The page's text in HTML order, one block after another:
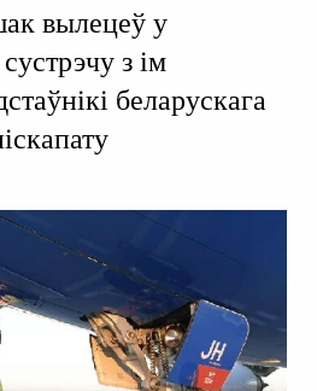
вылецеў у
з ім
беларускага